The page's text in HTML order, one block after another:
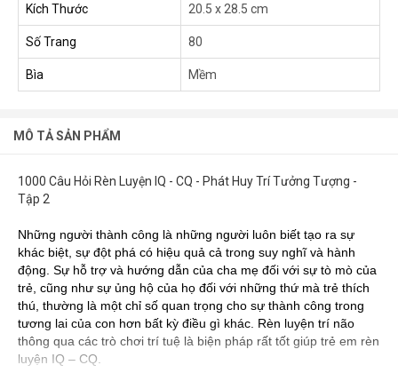
Kích Thước 20.5 x 28.5 cm
Số Trang 80
Bìa Mềm
MÔ TẢ SẢN PHẨM
1000 Câu Hỏi Rèn Luyện IQ - CQ - Phát Huy Trí Tưởng Tượng -
Tập 2
Những người thành công là những người luôn biết tạo ra sự
khác biệt, sự đột phá có hiệu quả cả trong suy nghĩ và hành
động. Sự hỗ trợ và hướng dẫn của cha mẹ đối với sự tò mò của
trẻ, cũng như sự ủng hộ của họ đối với những thứ mà trẻ thích
thú, thường là một chỉ số quan trọng cho sự thành công trong
tương lai của con hơn bất kỳ điều gì khác. Rèn luyện trí não
thông qua các trò chơi trí tuệ là biện pháp rất tốt giúp trẻ em rèn
luyện IQ – CQ.